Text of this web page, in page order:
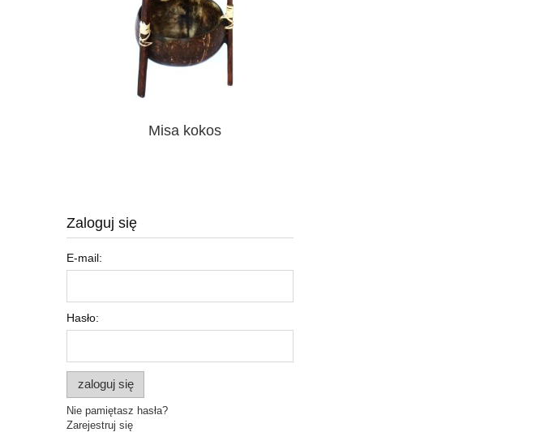
Misa kokos
Zaloguj się
E-mail:
Hasło:
zaloguj się
Nie pamiętasz hasła?
Zarejestruj się